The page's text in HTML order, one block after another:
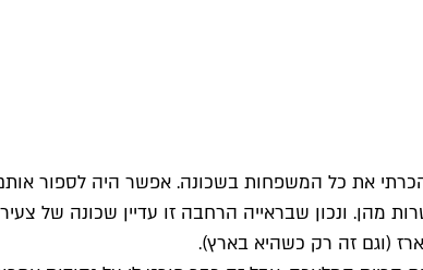
הגדול שלי, שהיום בן 10 וחצי, נולד – אני חושבת שהכרתי את כל המשפחות בשכונה.
מהן. ונכון שבראייה הרחבה זו עדיין שכונה של